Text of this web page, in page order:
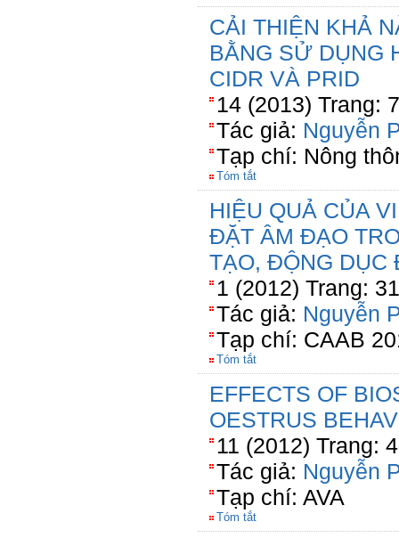
CẢI THIỆN KHẢ
BẰNG SỬ DỤNG
CIDR VÀ PRID
14 (2013) Trang:
Tác giả: Nguyễn
Tạp chí: Nông
Tóm tắt
HIỆU QUẢ CỦA
ĐẶT ÂM ĐẠO
TẠO, ĐỘNG
1 (2012) Trang:
Tác giả: Nguyễn
Tạp chí: CAAB
Tóm tắt
EFFECTS OF
OESTRUS
11 (2012) Trang:
Tác giả: Nguyễn
Tạp chí: AVA
Tóm tắt